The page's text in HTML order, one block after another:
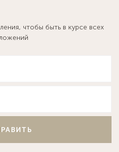
чтобы быть в курсе всех